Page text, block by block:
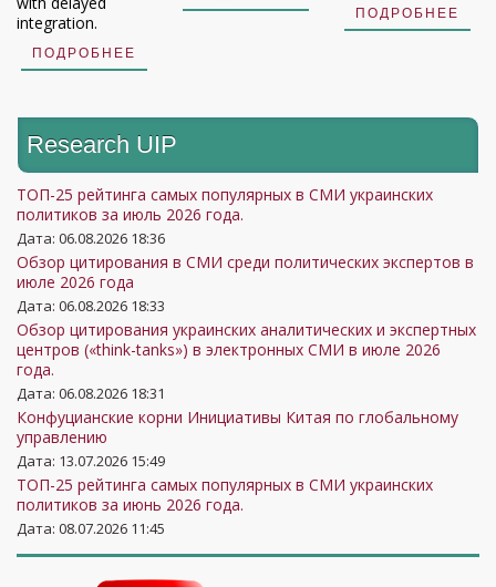
integration.
ПОДРОБНЕЕ
ПОДРОБНЕЕ
Research UIP
ТОП-25 рейтинга самых популярных в СМИ украинских
политиков за июль 2026 года.
Дата: 06.08.2026 18:36
Обзор цитирования в СМИ среди политических экспертов в
июле 2026 года
Дата: 06.08.2026 18:33
Обзор цитирования украинских аналитических и экспертных
центров («think-tanks») в электронных СМИ в июле 2026
года.
Дата: 06.08.2026 18:31
Конфуцианские корни Инициативы Китая по глобальному
управлению
Дата: 13.07.2026 15:49
ТОП-25 рейтинга самых популярных в СМИ украинских
политиков за июнь 2026 года.
Дата: 08.07.2026 11:45